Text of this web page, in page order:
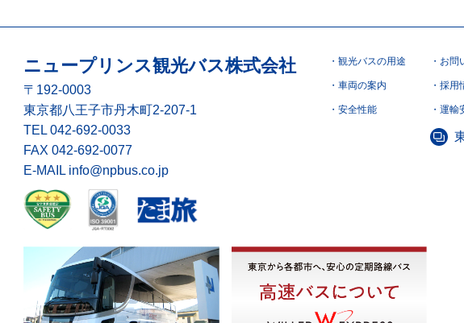
ニュープリンス観光バス株式会社
〒192-0003
東京都八王子市丹木町2-207-1
TEL 042-692-0033
FAX 042-692-0077
E-MAIL info@npbus.co.jp
観光バスの用途
車両の案内
安全性能
お問
採用
運輸